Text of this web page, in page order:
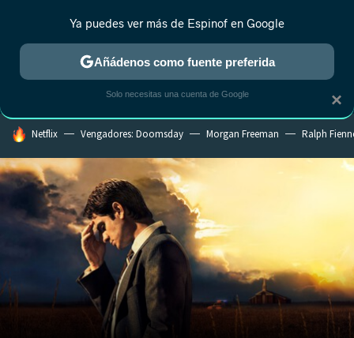
ESTRENOS REALITY ANIME RANKINGS CINE
HOY SE HABLA DE
Netflix Vengadores: Doomsday Morgan Freeman Ralph
×
Ya puedes ver más de Espinof en Google
Añádenos como fuente preferida
Solo necesitas una cuenta de Google